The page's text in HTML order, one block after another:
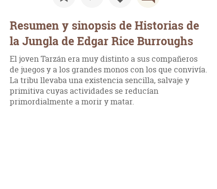
Resumen y sinopsis de Historias de
la Jungla de Edgar Rice Burroughs
El joven Tarzán era muy distinto a sus compañeros
de juegos y a los grandes monos con los que convivía.
La tribu llevaba una existencia sencilla, salvaje y
primitiva cuyas actividades se reducían
primordialmente a morir y matar.